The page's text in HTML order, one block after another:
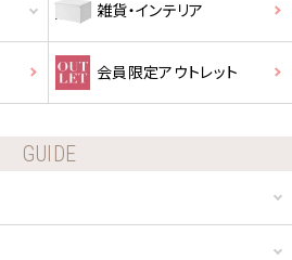
雑貨・インテリア
会員限定アウトレット
GUIDE